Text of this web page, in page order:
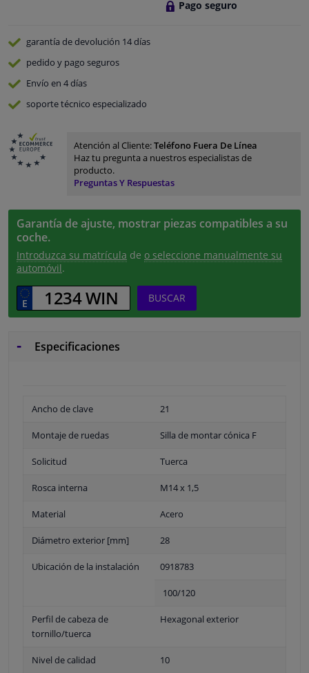
Pago seguro
garantía de devolución 14 días
pedido y pago seguros
Envío en 4 días
soporte técnico especializado
Atención al Cliente:Teléfono Fuera De Línea
Haz tu pregunta a nuestros especialistas de
producto.
Preguntas Y Respuestas
Garantía de ajuste, mostrar piezas compatibles a su
coche.
Introduzca su matrícula de o seleccione manualmente su
automóvil.
BUSCAR
Especificaciones
Ancho de clave 21
Montaje de ruedas Silla de montar cónica F
Solicitud Tuerca
Rosca interna M14 x 1,5
Material Acero
Diámetro exterior [mm] 28
Ubicación de la instalación 0918783
100/120
Perfil de cabeza de
tornillo/tuerca
Hexagonal exterior
Nivel de calidad 10